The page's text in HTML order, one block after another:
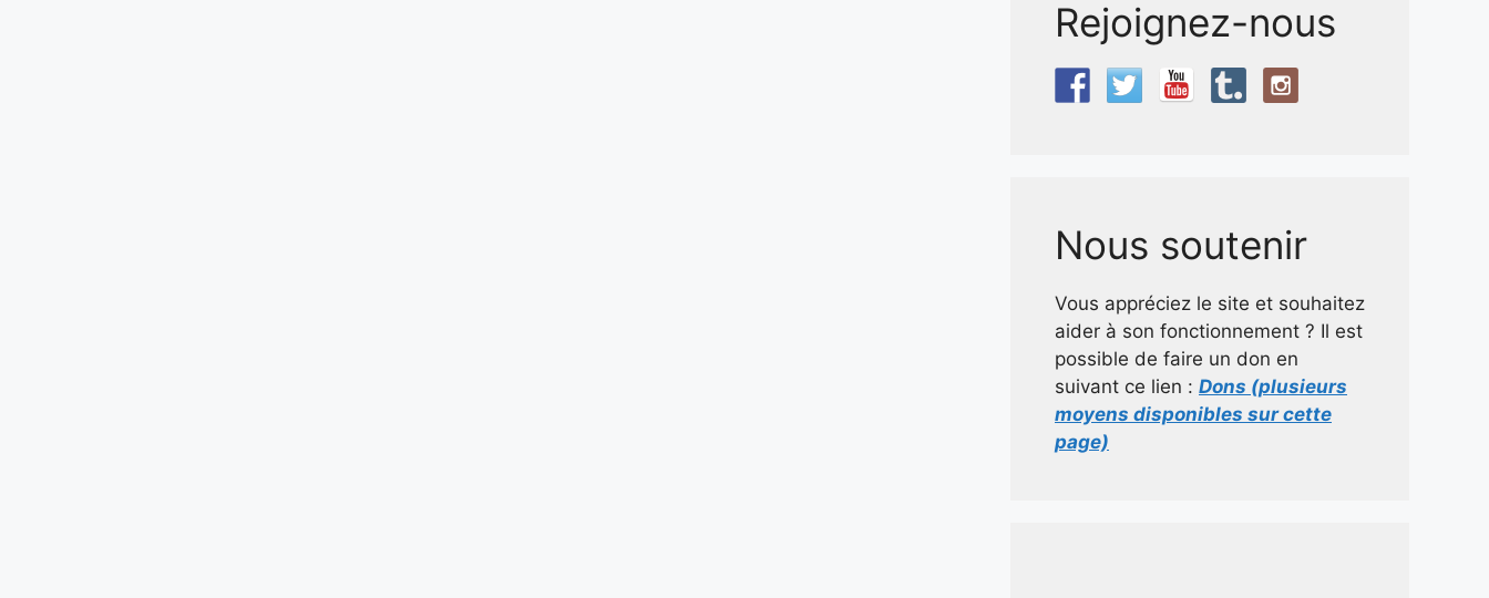
Rejoignez-nous
Nous soutenir
Vous appréciez le site et souhaitez
aider à son fonctionnement ? Il est
possible de faire un don en
suivant ce lien : Dons (plusieurs
moyens disponibles sur cette
page)